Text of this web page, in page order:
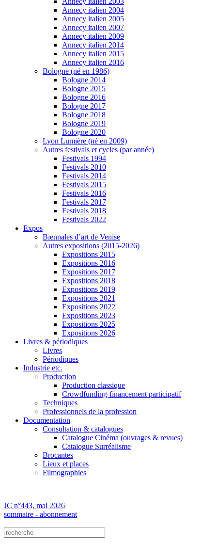
Annecy italien 2004
Annecy italien 2005
Annecy italien 2007
Annecy italien 2009
Annecy italien 2014
Annecy italien 2015
Annecy italien 2016
Bologne (né en 1986)
Bologne 2014
Bologne 2015
Bologne 2016
Bologne 2017
Bologne 2018
Bologne 2019
Bologne 2020
Lyon Lumière (né en 2009)
Autres festivals et cycles (par année)
Festivals 1994
Festivals 2010
Festivals 2014
Festivals 2015
Festivals 2016
Festivals 2017
Festivals 2018
Festivals 2022
Expos
Biennales d’art de Venise
Autres expositions (2015-2026)
Expositions 2015
Expositions 2016
Expositions 2017
Expositions 2018
Expositions 2019
Expositions 2021
Expositions 2022
Expositions 2023
Expositions 2025
Expositions 2026
Livres & périodiques
Livres
Périodiques
Industrie etc.
Production
Production classique
Crowdfunding-financement participatif
Techniques
Professionnels de la profession
Documentation
Consultation & catalogues
Catalogue Cinéma (ouvrages & revues)
Catalogue Surréalisme
Brocantes
Lieux et places
Filmographies
JC n°443, mai 2026
sommaire - abonnement